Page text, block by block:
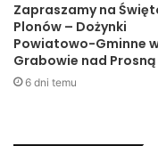
Zapraszamy na
Plonów – Dożynki
Powiatowo-Gminne
Grabowie nad Prosną
6 dni temu